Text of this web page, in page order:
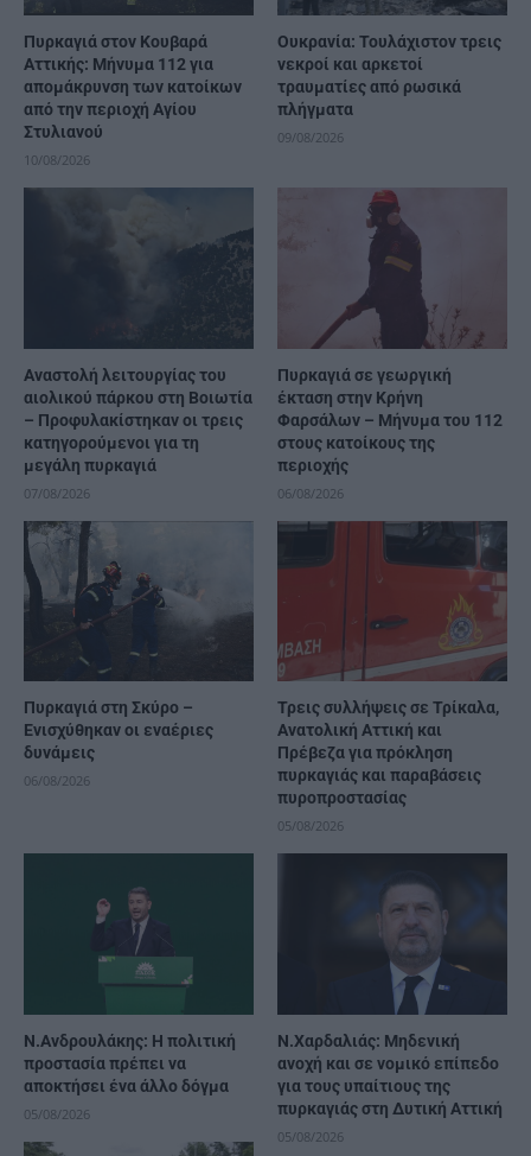
Πυρκαγιά στον Κουβαρά
Αττικής: Μήνυμα 112 για
απομάκρυνση των κατοίκων
από την περιοχή Αγίου
Στυλιανού
10/08/2026
Ουκρανία: Τουλάχιστον τρεις
νεκροί και αρκετοί
τραυματίες από ρωσικά
πλήγματα
09/08/2026
Αναστολή λειτουργίας του
αιολικού πάρκου στη Βοιωτία
– Προφυλακίστηκαν οι τρεις
κατηγορούμενοι για τη
μεγάλη πυρκαγιά
07/08/2026
Πυρκαγιά σε γεωργική
έκταση στην Κρήνη
Φαρσάλων – Μήνυμα του 112
στους κατοίκους της
περιοχής
06/08/2026
Πυρκαγιά στη Σκύρο –
Ενισχύθηκαν οι εναέριες
δυνάμεις
06/08/2026
Τρεις συλλήψεις σε Τρίκαλα,
Ανατολική Αττική και
Πρέβεζα για πρόκληση
πυρκαγιάς και παραβάσεις
πυροπροστασίας
05/08/2026
Ν.Ανδρουλάκης: Η πολιτική
προστασία πρέπει να
αποκτήσει ένα άλλο δόγμα
05/08/2026
N.Χαρδαλιάς: Μηδενική
ανοχή και σε νομικό επίπεδο
για τους υπαίτιους της
πυρκαγιάς στη Δυτική Αττική
05/08/2026